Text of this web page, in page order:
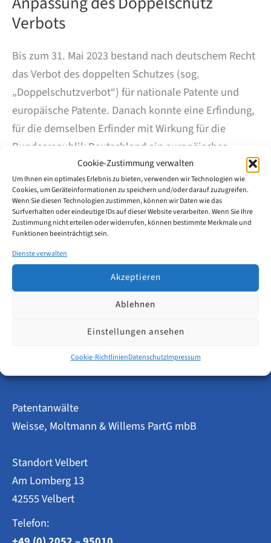
Cookie-Zustimmung verwalten
Um Ihnen ein optimales Erlebnis zu bieten, verwenden wir Technologien wie
Cookies, um Geräteinformationen zu speichern und/oder darauf zuzugreifen.
Wenn Sie diesen Technologien zustimmen, können wir Daten wie das
Surfverhalten oder eindeutige IDs auf dieser Website verarbeiten. Wenn Sie Ihre
Zustimmung nicht erteilen oder widerrufen, können bestimmte Merkmale und
Funktionen beeinträchtigt sein.
Dienste verwalten
Akzeptieren
Ablehnen
Einstellungen ansehen
Cookie-RichtlinienDatenschutzImpressum
Verbots
Bis zum 31. Mai 2023 bestand nach deutschem Recht
das Verbot des doppelten Schutzes (sog.
„Doppelschutzverbot“) für nationale Patente und
europäische Patente. Danach konnte eine Erfindung,
für die demselben Erfinder mit Wirkung für die
Bundesrepublik Deutschland ein europäisches
Patent mit derselben Priorität und demselben
Umfang erteilt wurde, nicht zugleich durch ein
nationales Patent geschützt werden. Das nationale
Patent wurde wirkungslos, wenn dem Erfinder für
dieselbe Erfindung ein europäisches Patent erteilt
wurde, das nicht mehr im Rahmen eines
Einspruchsverfahrens widerrufen werden konnte.
Doppelschutz
Patentanwälte
Weisse, Moltmann & Willems PartG mbB
Standort Velbert
Am Lomberg 13
42555 Velbert
Telefon: